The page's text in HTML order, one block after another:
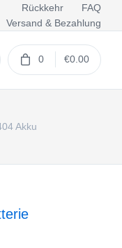
Rückkehr
FAQ
Versand & Bezahlung
0 €0.00
Akku